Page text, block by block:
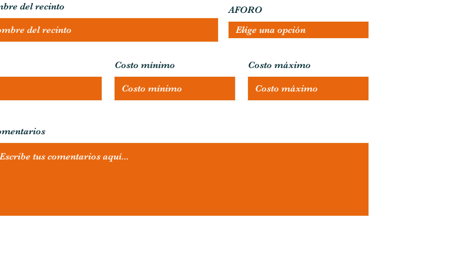
del recinto AFORO
Costo mínimo Costo máximo